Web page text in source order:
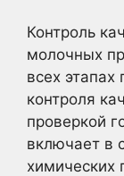
Контроль
молочных
всех этапах
контроля
проверкой
включает в
химических